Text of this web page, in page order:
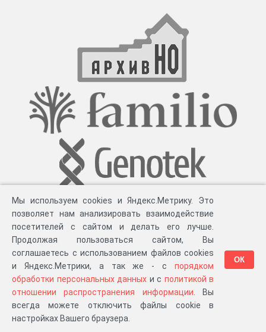
Разработка компании «Великіе предки», 2023-2026 гг. Блог.Суть проекта
Персональные данные.Распространение информации . ЧаВО. Сборка 111.46
Мы используем cookies и Яндекс.Метрику. Это
позволяет нам анализировать взаимодействие
посетителей с сайтом и делать его лучше.
Продолжая пользоваться сайтом, Вы
соглашаетесь с использованием файлов cookies
и Яндекс.Метрики, а так же - с порядком
обработки персональных данных и с политикой в
отношении распространения информации . Вы
всегда можете отключить файлы cookie в
настройках Вашего браузера.
ОК
в «Мои документы»
…или в один из ваших проектов: